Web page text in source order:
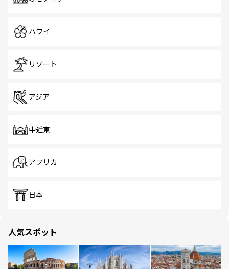
ハワイ
リゾート
アジア
中近東
アフリカ
日本
人気スポット